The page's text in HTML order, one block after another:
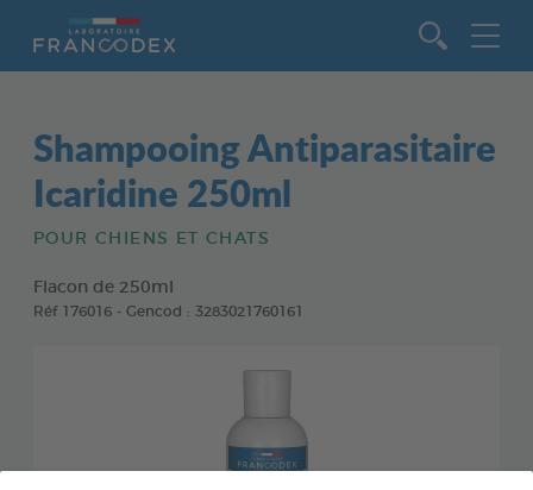
Shampooing Antiparasitaire
Icaridine 250ml
POUR CHIENS ET CHATS
Flacon de 250ml
Réf 176016 - Gencod : 3283021760161